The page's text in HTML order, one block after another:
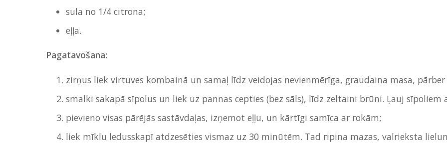
sula no 1/4 citrona;
eļļa.
Pagatavošana:
zirņus liek virtuves kombainā un samaļ līdz veidojas nevienmērīga, graudaina masa,
smalki sakapā sīpolus un liek uz pannas cepties (bez sāls), līdz zeltaini brūni. Ļauj
pievieno visas pārējās sastāvdaļas, izņemot eļļu, un kārtīgi samīca ar rokām;
liek mīklu ledusskapī atdzesēties vismaz uz 30 minūtēm. Tad ripina mazas, valrieksta